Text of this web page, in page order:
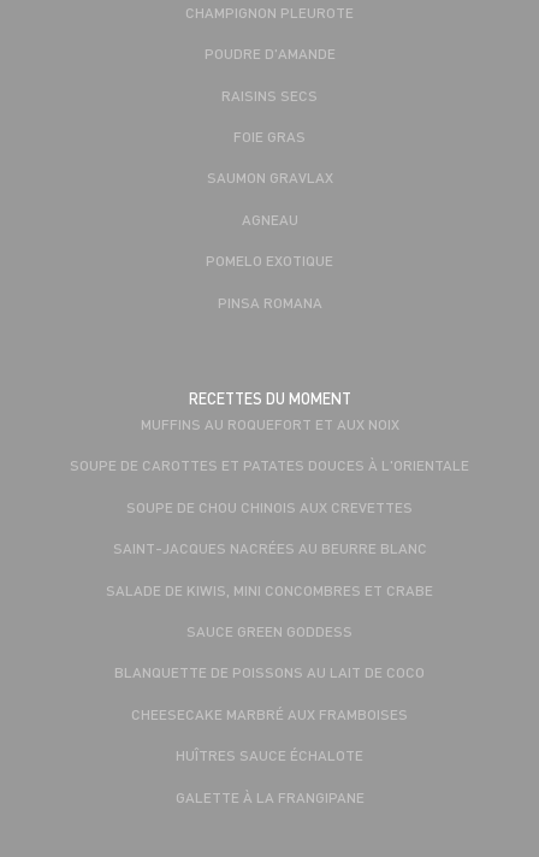
CHAMPIGNON PLEUROTE
POUDRE D'AMANDE
RAISINS SECS
FOIE GRAS
SAUMON GRAVLAX
AGNEAU
POMELO EXOTIQUE
PINSA ROMANA
RECETTES DU MOMENT
MUFFINS AU ROQUEFORT ET AUX NOIX
SOUPE DE CAROTTES ET PATATES DOUCES À L'ORIENTALE
SOUPE DE CHOU CHINOIS AUX CREVETTES
SAINT-JACQUES NACRÉES AU BEURRE BLANC
SALADE DE KIWIS, MINI CONCOMBRES ET CRABE
SAUCE GREEN GODDESS
BLANQUETTE DE POISSONS AU LAIT DE COCO
CHEESECAKE MARBRÉ AUX FRAMBOISES
HUÎTRES SAUCE ÉCHALOTE
GALETTE À LA FRANGIPANE